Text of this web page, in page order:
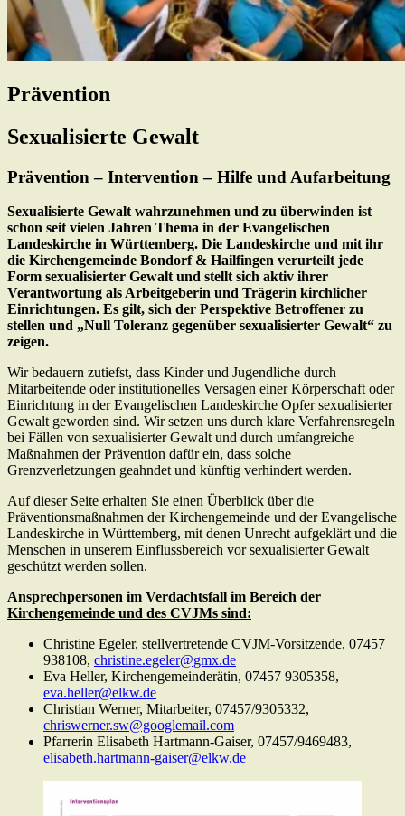
Prävention
Sexualisierte Gewalt
Prävention – Intervention – Hilfe und Aufarbeitung
Sexualisierte Gewalt wahrzunehmen und zu überwinden ist
schon seit vielen Jahren Thema in der Evangelischen
Landeskirche in Württemberg. Die Landeskirche und mit ihr
die Kirchengemeinde Bondorf & Hailfingen verurteilt jede
Form sexualisierter Gewalt und stellt sich aktiv ihrer
Verantwortung als Arbeitgeberin und Trägerin kirchlicher
Einrichtungen. Es gilt, sich der Perspektive Betroffener zu
stellen und „Null Toleranz gegenüber sexualisierter Gewalt“ zu
zeigen.
Wir bedauern zutiefst, dass Kinder und Jugendliche durch
Mitarbeitende oder institutionelles Versagen einer Körperschaft oder
Einrichtung in der Evangelischen Landeskirche Opfer sexualisierter
Gewalt geworden sind. Wir setzen uns durch klare Verfahrensregeln
bei Fällen von sexualisierter Gewalt und durch umfangreiche
Maßnahmen der Prävention dafür ein, dass solche
Grenzverletzungen geahndet und künftig verhindert werden.
Auf dieser Seite erhalten Sie einen Überblick über die
Präventionsmaßnahmen der Kirchengemeinde und der Evangelische
Landeskirche in Württemberg, mit denen Unrecht aufgeklärt und die
Menschen in unserem Einflussbereich vor sexualisierter Gewalt
geschützt werden sollen.
Ansprechpersonen im Verdachtsfall im Bereich der
Kirchengemeinde und des CVJMs sind:
Christine Egeler, stellvertretende CVJM-Vorsitzende, 07457
938108, christine.egeler@gmx.de
Eva Heller, Kirchengemeinderätin, 07457 9305358,
eva.heller@elkw.de
Christian Werner, Mitarbeiter, 07457/9305332,
chriswerner.sw@googlemail.com
Pfarrerin Elisabeth Hartmann-Gaiser, 07457/9469483,
elisabeth.hartmann-gaiser@elkw.de